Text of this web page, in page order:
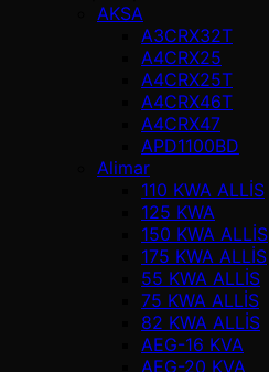
AKSA
A3CRX32T
A4CRX25
A4CRX25T
A4CRX46T
A4CRX47
APD1100BD
Alimar
110 KWA ALLİS
125 KWA
150 KWA ALLİS
175 KWA ALLİS
55 KWA ALLİS
75 KWA ALLİS
82 KWA ALLİS
AEG-16 KVA
AEG-20 KVA